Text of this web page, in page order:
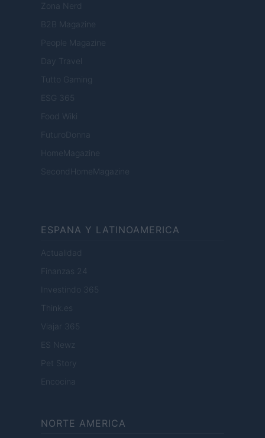
Zona Nerd
B2B Magazine
People Magazine
Day Travel
Tutto Gaming
ESG 365
Food Wiki
FuturoDonna
HomeMagazine
SecondHomeMagazine
ESPANA Y LATINOAMERICA
Actualidad
Finanzas 24
Investindo 365
Think.es
Viajar 365
ES Newz
Pet Story
Encocina
NORTE AMERICA